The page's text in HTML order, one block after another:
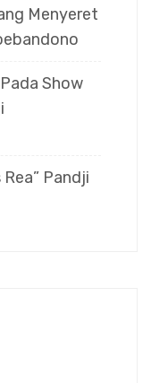
Menyeret
Show
Pandji